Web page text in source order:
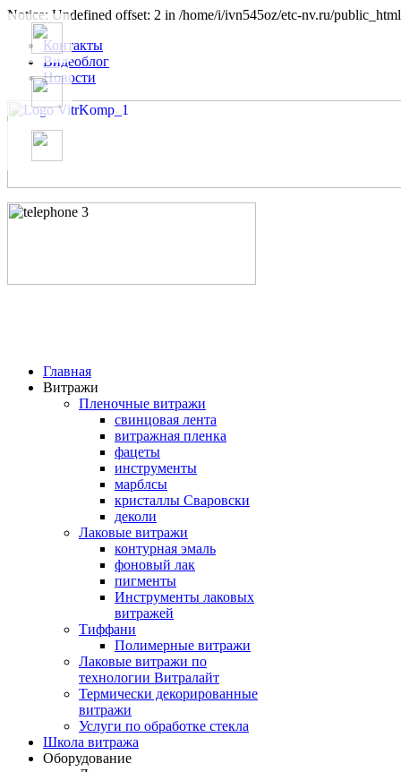
Notice: Undefined offset: 2 in /home/i/ivn545oz/etc-nv.ru/
Контакты
Видеоблог
Новости
Главная
Витражи
Пленочные витражи
свинцовая лента
витражная пленка
фацеты
инструменты
марблсы
кристаллы Сваровски
деколи
Лаковые витражи
контурная эмаль
фоновый лак
пигменты
Инструменты лаковых
витражей
Тиффани
Полимерные витражи
Лаковые витражи по
технологии Витралайт
Термически декорированные
витражи
Услуги по обработке стекла
Школа витража
Оборудование